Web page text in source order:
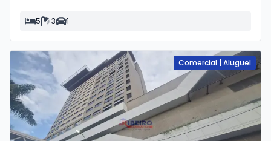
5 3 1
Comercial |Aluguel